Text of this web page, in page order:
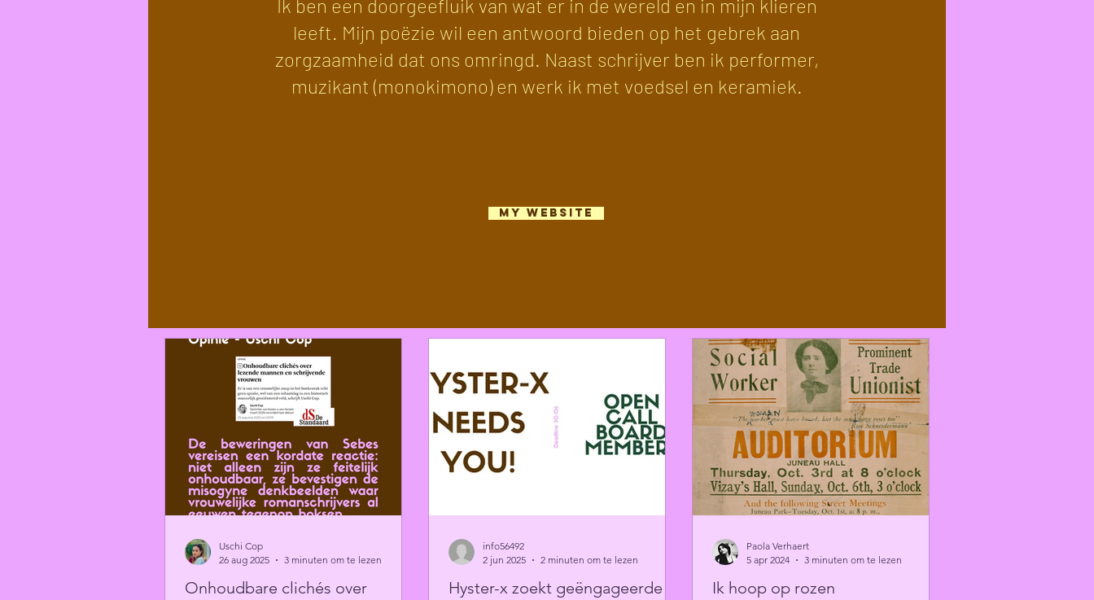
my website
Ik ben een doorgeefluik van wat er in de wereld en in mijn klieren
leeft. Mijn poëzie wil een antwoord bieden op het gebrek aan
zorgzaamheid dat ons omringd. Naast schrijver ben ik performer,
muzikant (monokimono) en werk ik met voedsel en keramiek.
Onhoudbare clichés over
Uschi Cop
26 aug 2025
3 minuten om te lezen
Hyster-x zoekt geëngageerde
info56492
2 jun 2025
2 minuten om te lezen
Ik hoop op rozen
Paola Verhaert
5 apr 2024
3 minuten om te lezen